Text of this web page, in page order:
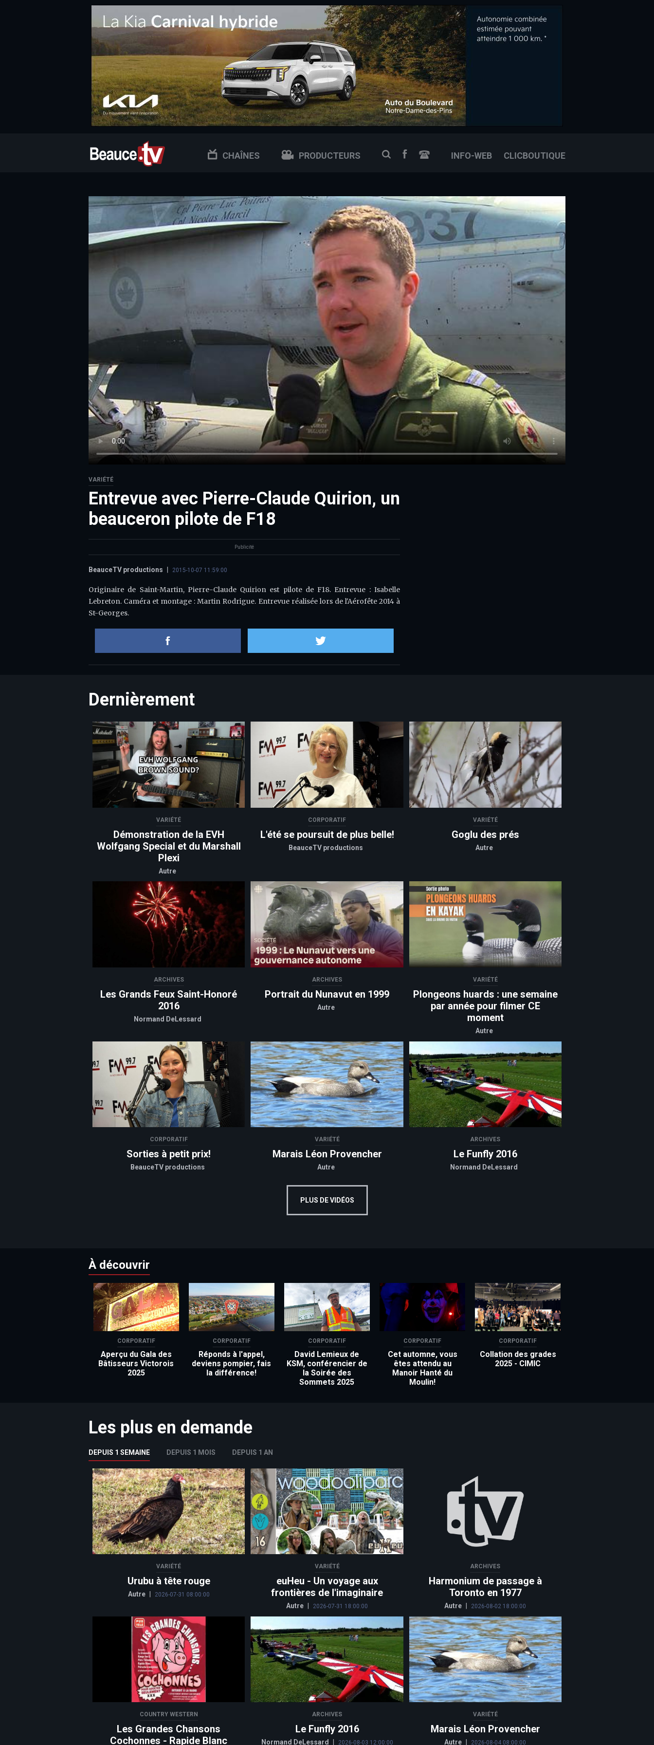
CHAÎNES PRODUCTEURS RECHERCHE
FACEBOOKNOUS JOINDRE
INFO-WEB CLICBOUTIQUE
VARIÉTÉ
Entrevue avec Pierre-Claude Quirion, un
beauceron pilote de F18
Publicité
BeauceTV productions 2015-10-07 11:59:00
Originaire de Saint-Martin, Pierre-Claude Quirion est pilote de F18. Entrevue : Isabelle
Lebreton. Caméra et montage : Martin Rodrigue. Entrevue réalisée lors de l'Aérofête 2014 à
St-Georges.
Dernièrement
VARIÉTÉ
Démonstration de la EVH
Wolfgang Special et du Marshall
Plexi
Autre
CORPORATIF
L'été se poursuit de plus belle!
BeauceTV productions
VARIÉTÉ
Goglu des prés
Autre
ARCHIVES
Les Grands Feux Saint-Honoré
2016
Normand DeLessard
ARCHIVES
Portrait du Nunavut en 1999
Autre
VARIÉTÉ
Plongeons huards : une semaine
par année pour filmer CE
moment
Autre
CORPORATIF
Sorties à petit prix!
BeauceTV productions
VARIÉTÉ
Marais Léon Provencher
Autre
ARCHIVES
Le Funfly 2016
Normand DeLessard
PLUS DE VIDÉOS
À découvrir
CORPORATIF
Aperçu du Gala des
Bâtisseurs Victorois
2025
CORPORATIF
Réponds à l'appel,
deviens pompier, fais
la différence!
CORPORATIF
David Lemieux de
KSM, conférencier de
la Soirée des
Sommets 2025
CORPORATIF
Cet automne, vous
êtes attendu au
Manoir Hanté du
Moulin!
CORPORATIF
Collation des grades
2025 - CIMIC
Les plus en demande
DEPUIS 1 SEMAINE DEPUIS 1 MOIS DEPUIS 1 AN
VARIÉTÉ
Urubu à tête rouge
Autre 2026-07-31 08:00:00
VARIÉTÉ
euHeu - Un voyage aux
frontières de l'imaginaire
Autre 2026-07-31 18:00:00
ARCHIVES
Harmonium de passage à
Toronto en 1977
Autre 2026-08-02 18:00:00
COUNTRY WESTERN
Les Grandes Chansons
Cochonnes - Rapide Blanc
ARCHIVES
Le Funfly 2016
Normand DeLessard 2026-08-03 12:00:00
VARIÉTÉ
Marais Léon Provencher
Autre 2026-08-04 08:00:00